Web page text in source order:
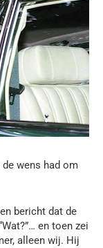
wens had om
bericht dat de
en toen zei
alleen wij. Hij